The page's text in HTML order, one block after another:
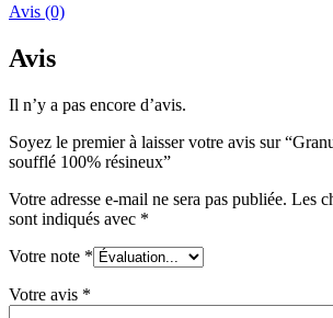
Avis (0)
Avis
Il n’y a pas encore d’avis.
Soyez le premier à laisser votre avis sur
soufflé 100% résineux”
Votre adresse e-mail ne sera pas publiée. Les
sont indiqués avec *
Votre note *
Votre avis *